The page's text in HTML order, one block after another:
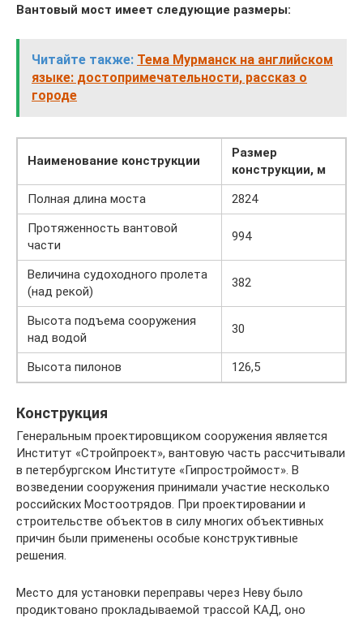
Вантовый мост имеет следующие размеры:
Читайте также: Тема Мурманск на английском
языке: достопримечательности, рассказ о
городе
Наименование конструкции
Размер
конструкции, м
Полная длина моста
2824
Протяженность вантовой
части
994
Величина судоходного пролета
(над рекой)
382
Высота подъема сооружения
над водой
30
Высота пилонов 126,5
Конструкция
Генеральным проектировщиком сооружения является
Институт «Стройпроект», вантовую часть рассчитывали
в петербургском Институте «Гипростроймост». В
возведении сооружения принимали участие несколько
российских Мостоотрядов. При проектировании и
строительстве объектов в силу многих объективных
причин были применены особые конструктивные
решения.
Место для установки переправы через Неву было
продиктовано прокладываемой трассой КАД, оно